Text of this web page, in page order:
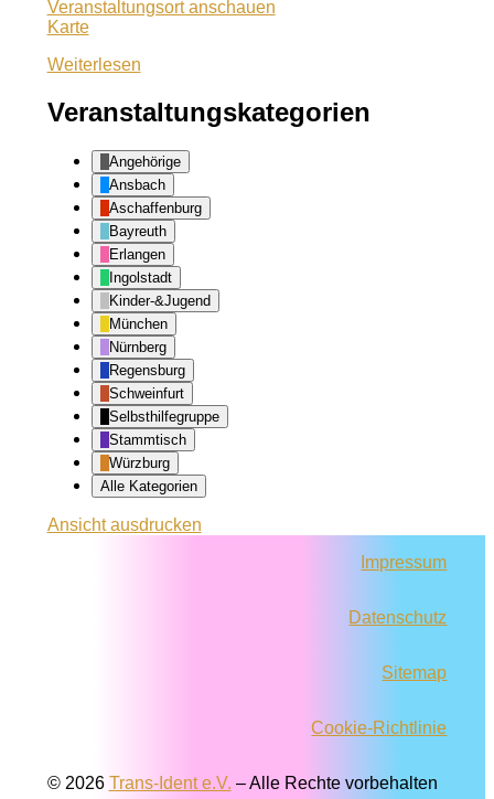
Veranstaltungsort anschauen
KarteSchrotturm
Weiterlesen
Veranstaltungskategorien
Angehörige
Ansbach
Aschaffenburg
Bayreuth
Erlangen
Ingolstadt
Kinder-&Jugend
München
Nürnberg
Regensburg
Schweinfurt
Selbsthilfegruppe
Stammtisch
Würzburg
Alle Kategorien
Ansichtausdrucken
Impressum
Datenschutz
Sitemap
Cookie-Richtlinie
© 2026 Trans-Ident e.V. – Alle Rechte vorbehalten